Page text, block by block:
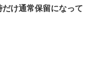
け通常保留になって